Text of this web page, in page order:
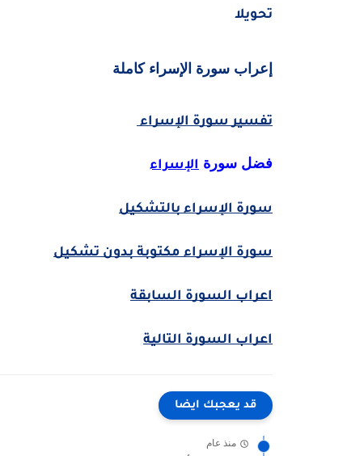
تحويلا
إعراب سورة الإسراء كاملة
تفسير سورة الإسراء
فضل سورة الإسراء
سورة الإسراء بالتشكيل
سورة الإسراء مكتوبة بدون تشكيل
اعراب السورة السابقة
اعراب السورة التالية
قد يعجبك ايضا
منذ عام